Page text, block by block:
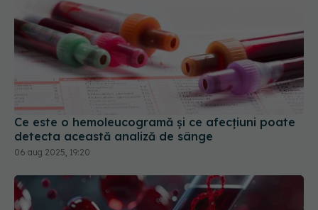
Ce este o hemoleucogramă și ce afecțiuni poate
detecta această analiză de sânge